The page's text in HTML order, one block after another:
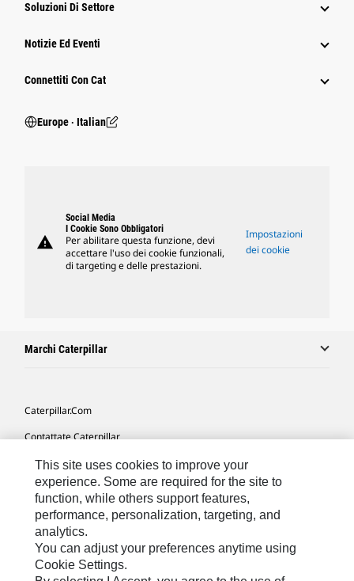
Soluzioni Di Settore
Notizie Ed Eventi
Connettiti Con Cat
Europe ‧ Italian
warning
Social Media
I Cookie Sono Obbligatori
Per abilitare questa funzione, devi
accettare l'uso dei cookie funzionali,
di targeting e delle prestazioni.
Impostazioni
dei cookie
Marchi Caterpillar
Caterpillar.com
Contattate Caterpillar
Le Mie Preferenze Di Marketing
Mappa Del Sito
Cookie Settings
Informazioni Legali
Tutela Della Privacy
This site uses cookies to improve your
experience. Some are required for the site to
function, while others support features,
performance, personalization, targeting, and
analytics.
You can adjust your preferences anytime using
Cookie Settings.